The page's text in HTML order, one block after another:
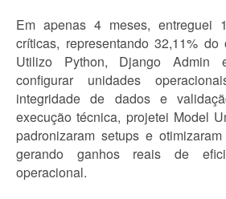
Em apenas 4 meses, entreguei
críticas, representando 32,11%
Utilizo Python, Django Admin
configurar unidades
integridade de dados e
execução técnica, projetei Model
padronizaram setups e
gerando ganhos reais de
operacional.